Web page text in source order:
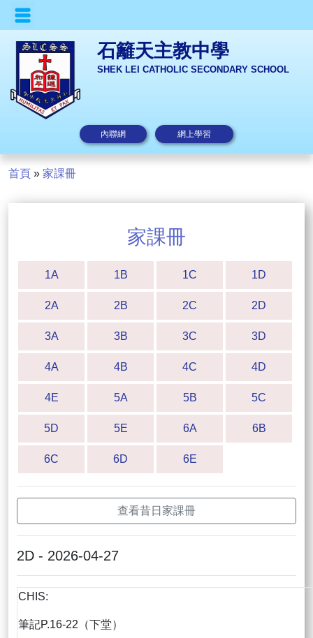
石籬天主教中學
SHEK LEI CATHOLIC SECONDARY SCHOOL
內聯網 網上學習
首頁 » 家課冊
家課冊
1A 1B 1C 1D
2A 2B 2C 2D
3A 3B 3C 3D
4A 4B 4C 4D
4E 5A 5B 5C
5D 5E 6A 6B
6C 6D 6E
查看昔日家課冊
2D - 2026-04-27
CHIS:
筆記P.16-22（下堂）